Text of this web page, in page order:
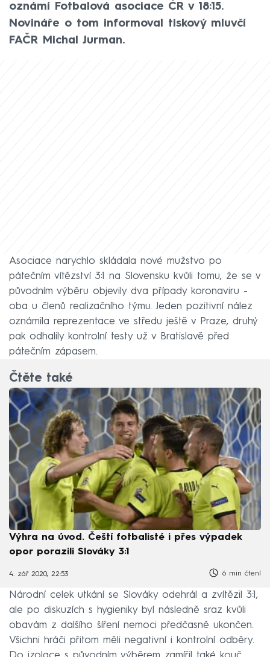
oznámí Fotbalová asociace ČR v 18:15.
Novináře o tom informoval tiskový mluvčí
FAČR Michal Jurman.
Asociace narychlo skládala nové mužstvo po
pátečním vítězství 3:1 na Slovensku kvůli tomu, že se v
původním výběru objevily dva případy koronaviru -
oba u členů realizačního týmu. Jeden pozitivní nález
oznámila reprezentace ve středu ještě v Praze, druhý
pak odhalily kontrolní testy už v Bratislavě před
pátečním zápasem.
Čtěte také
Výhra na úvod. Čeští fotbalisté i přes výpadek
opor porazili Slováky 3:1
4. zář 2020, 22:53 6 min čtení
Národní celek utkání se Slováky odehrál a zvítězil 3:1,
ale po diskuzích s hygieniky byl následně sraz kvůli
obavám z dalšího šíření nemoci předčasně ukončen.
Všichni hráči přitom měli negativní i kontrolní odběry.